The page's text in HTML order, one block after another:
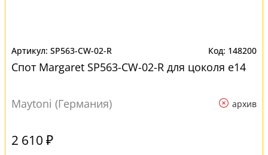
SP563-CW-02-R 148200
Спот Margaret SP563-CW-02-R для цоколя e14
Maytoni (Германия) архив
2 610 ₽